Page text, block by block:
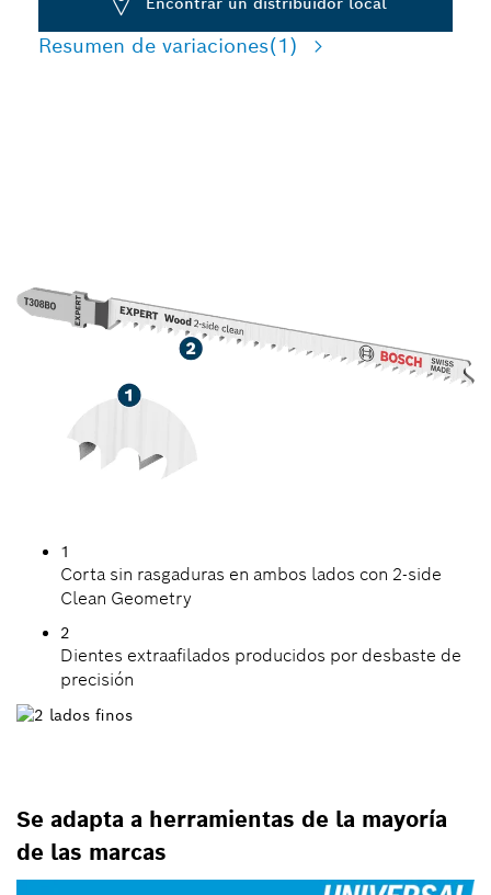
Resumen de variaciones(1)
1
Corta sin rasgaduras en ambos lados con 2-side
Clean Geometry
2
Dientes extraafilados producidos por desbaste de
precisión
Se adapta a herramientas de la mayoría
de las marcas